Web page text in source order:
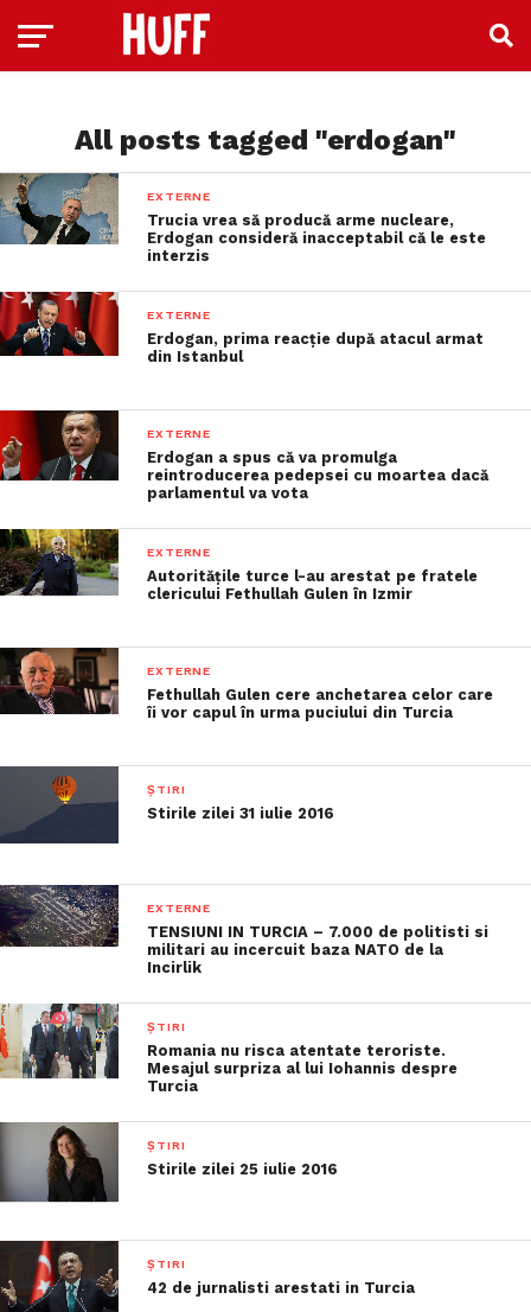
All posts tagged "erdogan"
EXTERNE
Trucia vrea să producă arme nucleare,
Erdogan consideră inacceptabil că le este
interzis
EXTERNE
Erdogan, prima reacție după atacul armat
din Istanbul
EXTERNE
Erdogan a spus că va promulga
reintroducerea pedepsei cu moartea dacă
parlamentul va vota
EXTERNE
Autorităţile turce l-au arestat pe fratele
clericului Fethullah Gulen în Izmir
EXTERNE
Fethullah Gulen cere anchetarea celor care
îi vor capul în urma puciului din Turcia
ȘTIRI
Stirile zilei 31 iulie 2016
EXTERNE
TENSIUNI IN TURCIA – 7.000 de politisti si
militari au incercuit baza NATO de la
Incirlik
ȘTIRI
Romania nu risca atentate teroriste.
Mesajul surpriza al lui Iohannis despre
Turcia
ȘTIRI
Stirile zilei 25 iulie 2016
ȘTIRI
42 de jurnalisti arestati in Turcia